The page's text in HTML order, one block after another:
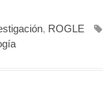
, ROGLE